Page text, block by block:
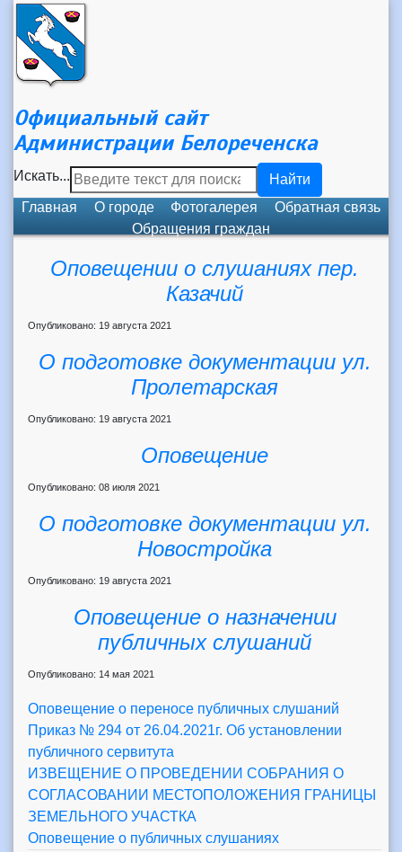
Официальный сайт
Администрации Белореченска
Искать...
Найти
Главная
О городе Фотогалерея
Обратная связь
Обращения граждан
Оповещении о слушаниях пер.
Казачий
Опубликовано: 19 августа 2021
О подготовке документации ул.
Пролетарская
Опубликовано: 19 августа 2021
Оповещение
Опубликовано: 08 июля 2021
О подготовке документации ул.
Новостройка
Опубликовано: 19 августа 2021
Оповещение о назначении
публичных слушаний
Опубликовано: 14 мая 2021
Оповещение о переносе публичных слушаний
Приказ № 294 от 26.04.2021г. Об установлении
публичного сервитута
ИЗВЕЩЕНИЕ О ПРОВЕДЕНИИ СОБРАНИЯ О
СОГЛАСОВАНИИ МЕСТОПОЛОЖЕНИЯ ГРАНИЦЫ
ЗЕМЕЛЬНОГО УЧАСТКА
Оповещение о публичных слушаниях